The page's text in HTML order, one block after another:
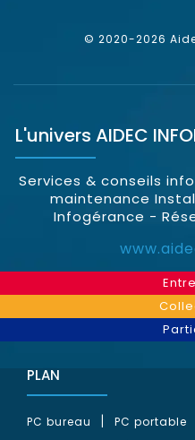
© 2020-2026
L'univers AIDEC
Services & conseils
maintenance
Infogérance -
PLAN
PC bureau PC portable